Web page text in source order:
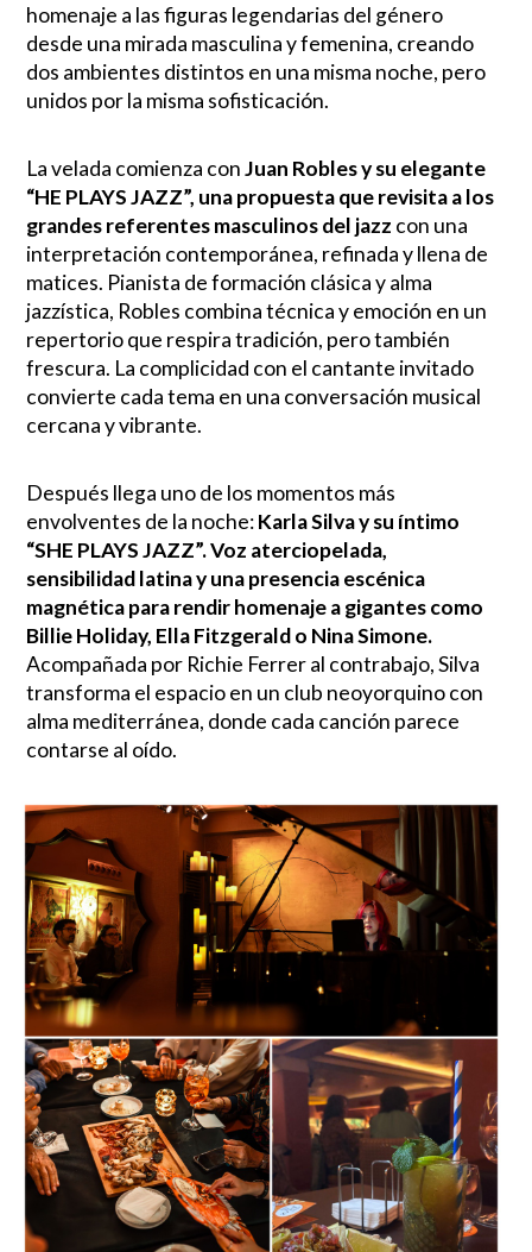
homenaje a las figuras legendarias del género
desde una mirada masculina y femenina, creando
dos ambientes distintos en una misma noche, pero
unidos por la misma sofisticación.
La velada comienza conJuan Robles y su elegante
“HE PLAYS JAZZ”, una propuesta que revisita a los
grandes referentes masculinos del jazz con una
interpretación contemporánea, refinada y llena de
matices. Pianista de formación clásica y alma
jazzística, Robles combina técnica y emoción en un
repertorio que respira tradición, pero también
frescura. La complicidad con el cantante invitado
convierte cada tema en una conversación musical
cercana y vibrante.
Después llega uno de los momentos más
envolventes de la noche:Karla Silva y su íntimo
“SHE PLAYS JAZZ”. Voz aterciopelada,
sensibilidad latina y una presencia escénica
magnética para rendir homenaje a gigantes como
Billie Holiday, Ella Fitzgerald o Nina Simone.
Acompañada por Richie Ferrer al contrabajo, Silva
transforma el espacio en un club neoyorquino con
alma mediterránea, donde cada canción parece
contarse al oído.